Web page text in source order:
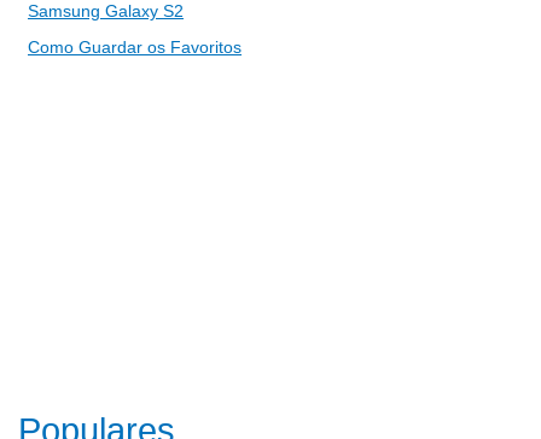
Samsung Galaxy S2
Como Guardar os Favoritos
Populares